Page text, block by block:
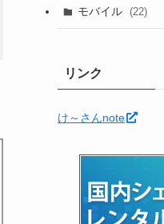
(11)
(7)
(30)
(91)
モバイル (22)
リンク
け～さんnote